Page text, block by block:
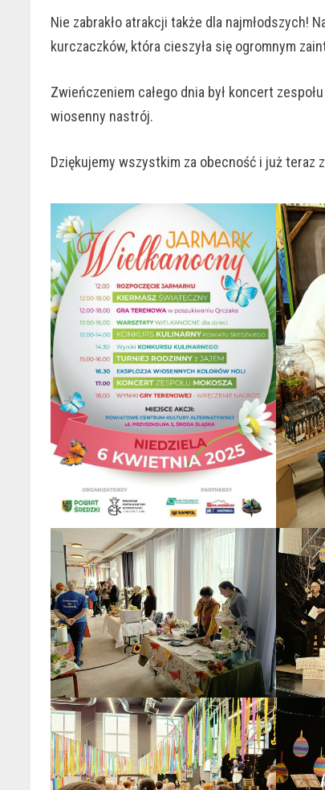
Nie zabrakło atrakcji także dla najmłodszych!
kurczaczków, która cieszyła się ogromnym
Zwieńczeniem całego dnia był koncert
wiosenny nastrój.
Dziękujemy wszystkim za obecność i już teraz